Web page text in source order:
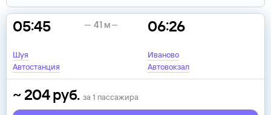
05:45
Шуя
Автостанция
06:26
Иваново
Автовокзал
41 м
~ 204 руб. за 1 пассажира